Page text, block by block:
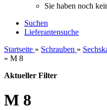
Sie haben noch
Suchen
Lieferantensuche
Startseite » Schrauben »
» M 8
Aktueller Filter
M 8